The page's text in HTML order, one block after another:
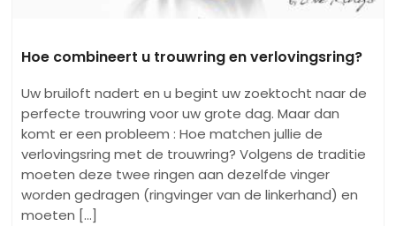
Hoe combineert u trouwring en verlovingsring?
Uw bruiloft nadert en u begint uw zoektocht naar de
perfecte trouwring voor uw grote dag. Maar dan
komt er een probleem : Hoe matchen jullie de
verlovingsring met de trouwring? Volgens de traditie
moeten deze twee ringen aan dezelfde vinger
worden gedragen (ringvinger van de linkerhand) en
moeten [...]